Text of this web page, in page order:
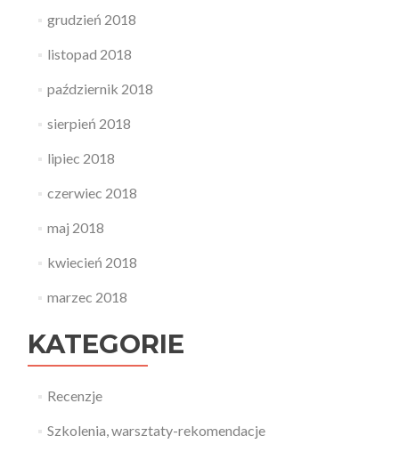
grudzień 2018
listopad 2018
październik 2018
sierpień 2018
lipiec 2018
czerwiec 2018
maj 2018
kwiecień 2018
marzec 2018
KATEGORIE
Recenzje
Szkolenia, warsztaty-rekomendacje